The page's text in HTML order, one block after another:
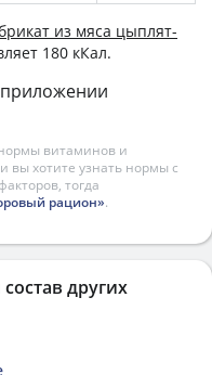
из мяса цыплят-
180 кКал.
витаминов и
вы хотите узнать нормы с
тогда
рацион».
других